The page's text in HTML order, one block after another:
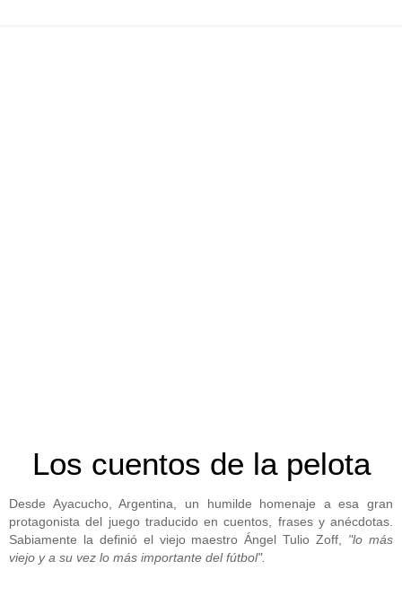
Los cuentos de la pelota
Desde Ayacucho, Argentina, un humilde homenaje a esa gran
protagonista del juego traducido en cuentos, frases y anécdotas.
Sabiamente la definió el viejo maestro Ángel Tulio Zoff, "lo más
viejo y a su vez lo más importante del fútbol".